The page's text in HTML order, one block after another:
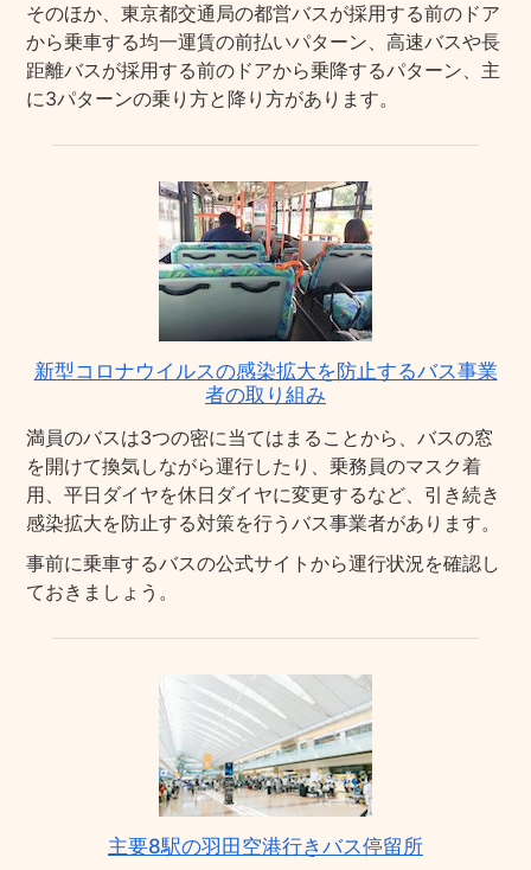
そのほか、東京都交通局の都営バスが採用する前のドア
から乗車する均一運賃の前払いパターン、高速バスや長
距離バスが採用する前のドアから乗降するパターン、主
に3パターンの乗り方と降り方があります。
新型コロナウイルスの感染拡大を防止するバス事業
者の取り組み
満員のバスは3つの密に当てはまることから、バスの窓
を開けて換気しながら運行したり、乗務員のマスク着
用、平日ダイヤを休日ダイヤに変更するなど、引き続き
感染拡大を防止する対策を行うバス事業者があります。
事前に乗車するバスの公式サイトから運行状況を確認し
ておきましょう。
主要8駅の羽田空港行きバス停留所